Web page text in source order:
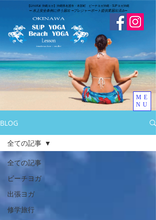
​【LinoKai 沖縄ヨガ】沖縄県名護市・本部町 ビーチヨガ沖縄・SUPヨガ沖縄
➖ 水上安全条例に伴う届出 ➖​プレジャーボート提供業届出済み➖
ME
NU
BLOG
全ての記事
ビーチヨガ
出張ヨガ
修学旅行
全ての記事